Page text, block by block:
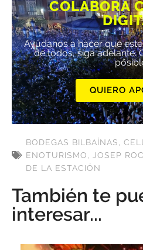
COLABORA
Ayúdanos a hacer que
de todos, siga adelante.
QUIERO
BODEGAS BILBAÍNAS,
ENOTURISMO, JOSEP
DE LA ESTACIÓN
También te
interesar...